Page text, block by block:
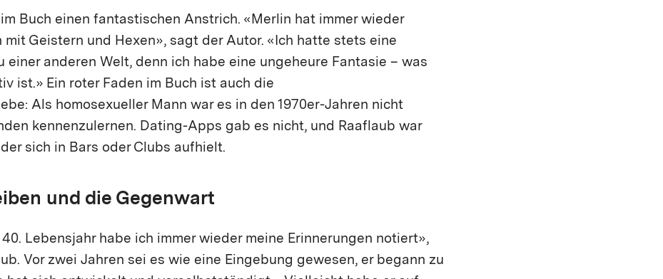
Buch einen fantastischen Anstrich. «Merlin hat immer wieder
mit Geistern und Hexen», sagt der Autor. «Ich hatte stets eine
einer anderen Welt, denn ich habe eine ungeheure Fantasie – was
ist.» Ein roter Faden im Buch ist auch die
Als homosexueller Mann war es in den 1970er-Jahren nicht
kennenzulernen. Dating-Apps gab es nicht, und Raaflaub war
sich in Bars oder Clubs aufhielt.
und die Gegenwart
Lebensjahr habe ich immer wieder meine Erinnerungen notiert»,
Vor zwei Jahren sei es wie eine Eingebung gewesen, er begann zu